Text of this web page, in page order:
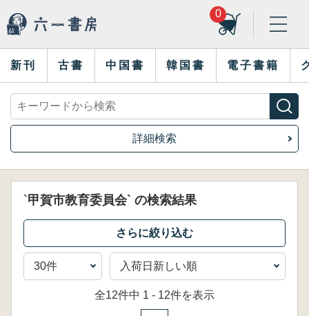
0
新刊 古書 中国書 韓国書 電子書籍
詳細検索
`甲賀市教育委員会` の検索結果
全12件中 1 - 12件を表示